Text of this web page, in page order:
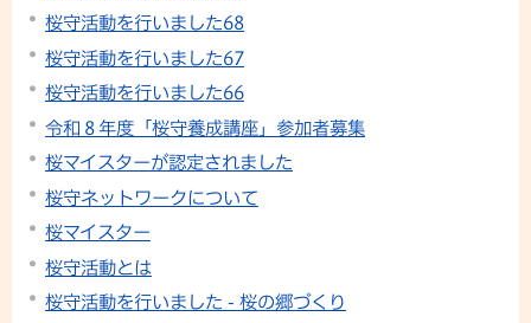
桜守活動を行いました68
桜守活動を行いました67
桜守活動を行いました66
令和８年度「桜守養成講座」参加者募集
桜マイスターが認定されました
桜守ネットワークについて
桜マイスター
桜守活動とは
桜守活動を行いました - 桜の郷づくり